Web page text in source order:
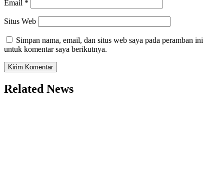
Email *
Situs Web
Simpan nama, email, dan situs web saya pada peramban ini
untuk komentar saya berikutnya.
Related News